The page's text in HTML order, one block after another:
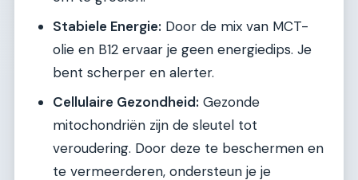
Stabiele Energie: Door de mix van MCT-
olie en B12 ervaar je geen energiedips. Je
bent scherper en alerter.
Cellulaire Gezondheid: Gezonde
mitochondriën zijn de sleutel tot
veroudering. Door deze te beschermen en
te vermeerderen, ondersteun je je